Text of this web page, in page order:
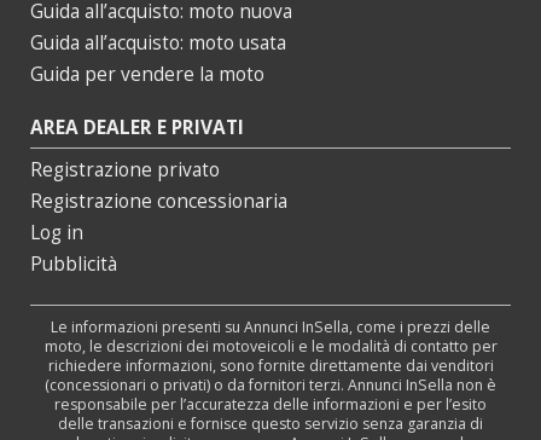
Guida all’acquisto: moto nuova
Guida all’acquisto: moto usata
Guida per vendere la moto
AREA DEALER E PRIVATI
Registrazione privato
Registrazione concessionaria
Log in
Pubblicità
Le informazioni presenti su Annunci InSella, come i prezzi delle
moto, le descrizioni dei motoveicoli e le modalità di contatto per
richiedere informazioni, sono fornite direttamente dai venditori
(concessionari o privati) o da fornitori terzi. Annunci InSella non è
responsabile per l’accuratezza delle informazioni e per l’esito
delle transazioni e fornisce questo servizio senza garanzia di